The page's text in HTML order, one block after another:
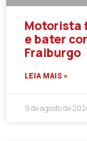
Motorista
e bater
Fraiburgo
LEIA MAIS »
9 de agosto de